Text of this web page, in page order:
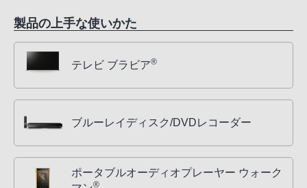
製品の上手な使いかた
テレビ ブラビア®
ブルーレイディスク/DVDレコーダー
ポータブルオーディオプレーヤー ウォーク
®